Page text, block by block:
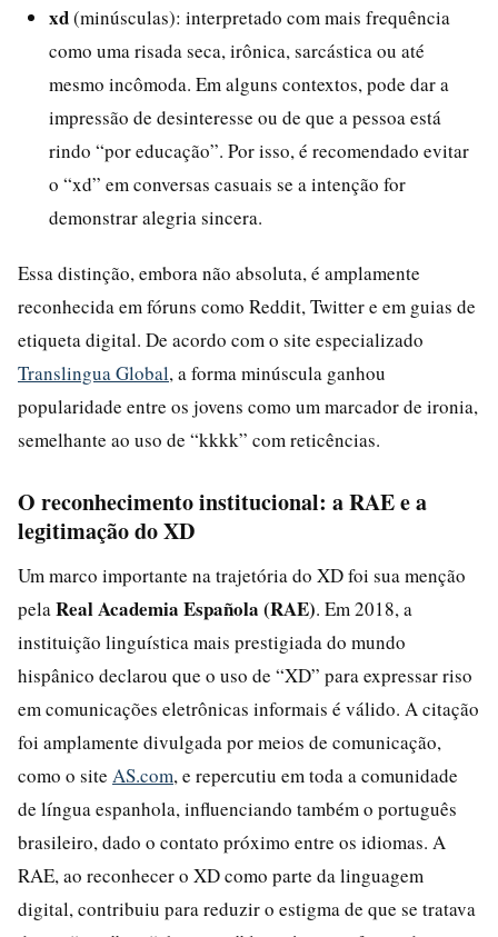
xd(minúsculas): interpretado com mais frequência
como uma risada seca, irônica, sarcástica ou até
mesmo incômoda. Em alguns contextos, pode dar a
impressão de desinteresse ou de que a pessoa está
rindo “por educação”. Por isso, é recomendado evitar
o “xd” em conversas casuais se a intenção for
demonstrar alegria sincera.
Essa distinção, embora não absoluta, é amplamente
reconhecida em fóruns como Reddit, Twitter e em guias de
etiqueta digital. De acordo com o site especializado
Translingua Global, a forma minúscula ganhou
popularidade entre os jovens como um marcador de ironia,
semelhante ao uso de “kkkk” com reticências.
O reconhecimento institucional: a RAE e a
legitimação do XD
Um marco importante na trajetória do XD foi sua menção
pela Real Academia Española (RAE). Em 2018, a
instituição linguística mais prestigiada do mundo
hispânico declarou que o uso de “XD” para expressar riso
em comunicações eletrônicas informais é válido. A citação
foi amplamente divulgada por meios de comunicação,
como o site AS.com, e repercutiu em toda a comunidade
de língua espanhola, influenciando também o português
brasileiro, dado o contato próximo entre os idiomas. A
RAE, ao reconhecer o XD como parte da linguagem
digital, contribuiu para reduzir o estigma de que se tratava